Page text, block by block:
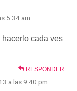
5:34 am
hacerlo cada ves
RESPONDER
a las 9:40 pm